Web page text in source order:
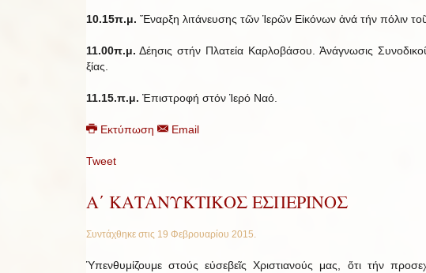
10.15π.μ. Ἔ­ναρξη λι­τά­νευ­σης τῶν Ἱ­ε­ρῶν Εἰ­κό­νων ἀνά τήν πό­λιν
11.00π.μ. Δέ­η­σις στήν Πλα­τεία Καρ­λο­βά­σου. Ἀ­νά­γνω­σις
ξίας.
11.15.π.μ. Ἐ­πι­στροφή στόν Ἱ­ερό Ναό.
Εκτύπωση Email
Tweet
Α΄ ΚΑΤΑΝΥΚΤΙΚΟΣ ΕΣΠΕΡΙΝΟΣ
Συντάχθηκε στις 19 Φεβρουαρίου 2015.
Ὑπενθυμίζουμε στούς εὐσεβεῖς Χριστιανούς μας, ὅτι τήν